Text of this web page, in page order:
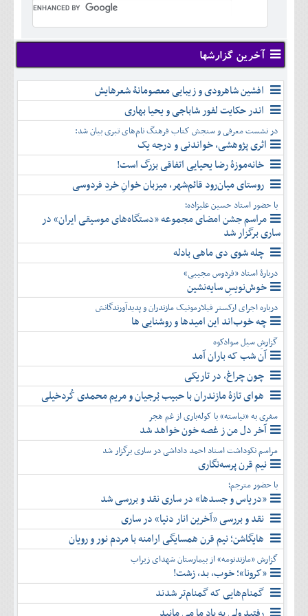
دی
بهمن
اسفند
آبان
آذر
دی
بهمن
اسفند
شهريور
مهر
آبان
آذر
دی
بهمن
اسفند
تير
مرداد
شهريور
مهر
آبان
آذر
دی
بهمن
اسفند
آخرین گزارشها
افشین شاهرودی و زیبایی معصومانۀ شعرهایش
اندر حکایت لفور شاباجی و یحیا بهاری
در نشست معرفی و سنجش کتاب فرهنگ نام‌های تبری بیان شد:
اثری پژوهشی، خواندنی و درجه یک
خانه‌موزۀ رضا یحیایی اتفاقی بزرگ است!
روستای میان‌رود قائم‌شهر، میزبان خوانِ خردِ فردوسی
با حضور استاد حسین علیزاده؛
مراسم جشن امضای مجموعه «دستگاه‌های موسیقی ایران» در
ساری برگزار شد
چله شوی دی ماهی بادله
دربارۀ استاد «فردوس مجیبی»
خوش‌نویسِ سایه‌نشین
درباره اجرای ارکستر فیلارمونیک مازندران و پدیدآورندگانش
چه خوب‌اند این امیدها و روشنایی ها
گزارشِ سیل سوادکوه
آن شب که باران آمد
چون چراغ، در تاریکی
هوای تازۀ مازندران با حبیب بُرجیان و مریم محمدی کُردخیلی
سفری به «نیاسته» با کوله‌باری از غم هجر
آخر دل من ز غصه خون خواهد شد
مراسم نکوداشت استاد احمد داداشی در ساری برگزار شد
نیم قرن پرسه‌نگاری
با حضور مترجم؛
«دریاس و جسدها» در ساری نقد و بررسی شد
نقد و بررسی «آخرین انار دنیا» در ساری
هایگاشن؛ نیم قرن همسایگی ارامنه با مردم نور و رویان
گزارش «مازندنومه» از بیمارستان شهدای زیراب
«کرونا»؛ خوب، بد، زشت!
گمنام‌هایی که گمنام‌تر شدند